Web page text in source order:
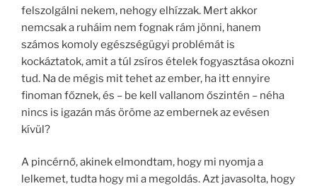
felszolgálni nekem, nehogy elhízzak. Mert akkor
nemcsak a ruháim nem fognak rám jönni, hanem
számos komoly egészségügyi problémát is
kockáztatok, amit a túl zsíros ételek fogyasztása okozni
tud. Na de mégis mit tehet az ember, ha itt ennyire
finoman főznek, és – be kell vallanom őszintén – néha
nincs is igazán más öröme az embernek az evésen
kívül?
A pincérnő, akinek elmondtam, hogy mi nyomja a
lelkemet, tudta hogy mi a megoldás. Azt javasolta, hogy